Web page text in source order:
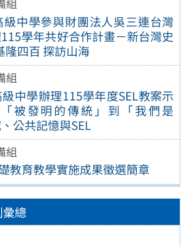
組
中學參與財團法人吳三連台灣
學年共好合作計畫－新台灣史
隆四百 探訪山海
組
中學辦理115學年度SEL教案示
被發明的傳統」到「我們是
公共記憶與SEL
組
教育教學實施成果徵選簡章
總